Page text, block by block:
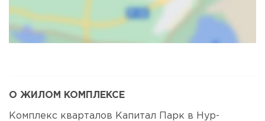
О ЖИЛОМ КОМПЛЕКСЕ
Комплекс кварталов Капитал Парк в Нур-